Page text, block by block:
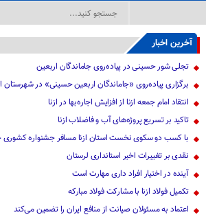
آخرین اخبار
تجلی شور حسینی در پیاده‌روی جاماندگان اربعین
برگزاری پیاده‌روی «جاماندگان اربعین حسینی» در شهرستان
انتقاد امام جمعه ازنا از افزایش اجاره‌بها در ازنا
تاکید بر تسریع پروژه‌های آب و فاضلاب ازنا
با کسب دو سکوی نخست استان ازنا مسافر جشنواره کشوری
نقدی بر تغییرات اخیر استانداری لرستان
آینده در اختیار افراد داری مهارت است
تکمیل فولاد ازنا با مشارکت فولاد مبارکه
اعتماد به مسئولان صیانت از منافع ایران را تضمین می‌کند